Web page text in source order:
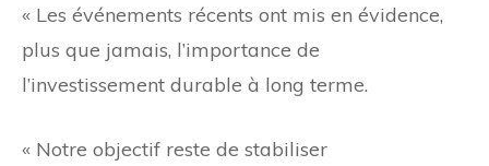
« Les événements récents ont mis en évidence,
plus que jamais, l’importance de
l’investissement durable à long terme.
« Notre objectif reste de stabiliser